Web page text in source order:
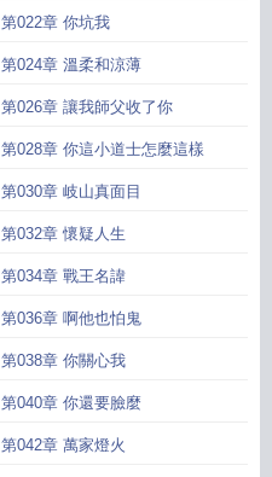
第022章 你坑我
第024章 溫柔和涼薄
第026章 讓我師父收了你
第028章 你這小道士怎麼這樣
第030章 岐山真面目
第032章 懷疑人生
第034章 戰王名諱
第036章 啊他也怕鬼
第038章 你關心我
第040章 你還要臉麼
第042章 萬家燈火